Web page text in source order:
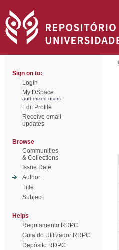
Sign on to:
Login
My DSpace
authorized users
Edit Profile
Receive email
updates
Browse
Communities
& Collections
Issue Date
Author
Title
Subject
Helps
Regulamento RDPC
Guia do Utilizador RDPC
Depósito RDPC